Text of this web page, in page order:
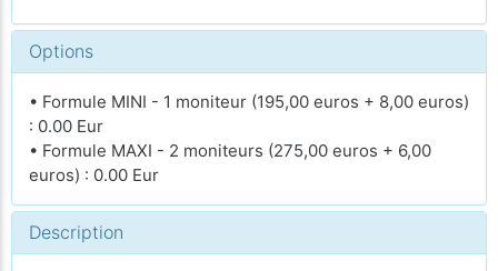
Options
• Formule MINI - 1 moniteur (195,00 euros + 8,00 euros)
: 0.00 Eur
• Formule MAXI - 2 moniteurs (275,00 euros + 6,00
euros) : 0.00 Eur
Description